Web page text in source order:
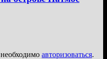
авторизоваться.